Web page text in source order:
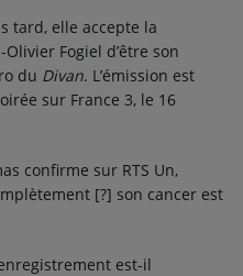
tard, elle accepte la
Fogiel d’être son
du Divan. L’émission est
sur France 3, le 16
confirme sur RTS Un,
[?] son cancer est
est-il